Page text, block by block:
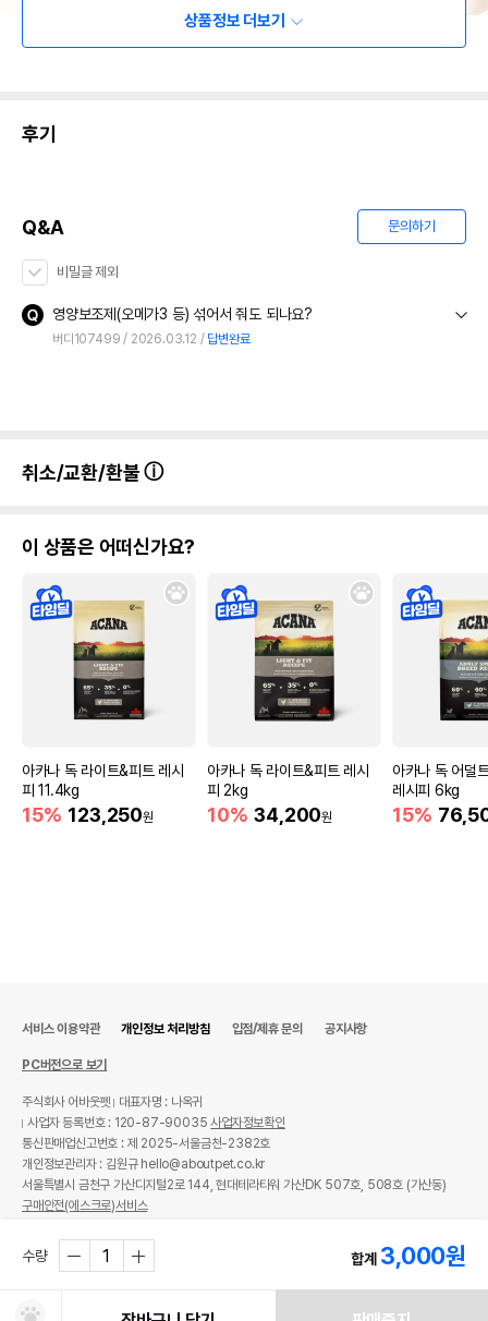
상품정보 더보기
후기
Q&A 문의하기
비밀글 제외
영양보조제(오메가3 등) 섞어서 줘도 되나요?
버디107499 2026.03.12 답변완료
취소/교환/환불
이 상품은 어떠신가요?
아카나 독 라이트&피트 레시
피 11.4kg
15% 123,250원
아카나 독 라이트&피트 레시
피 2kg
10% 34,200원
아카나 독 어덜
레시피 6kg
15%
수량 합계 3,000원
서비스 이용약관 개인정보 처리방침 입점/제휴 문의 공지사항
PC버전으로 보기
주식회사 어바웃펫
대표자명 : 나옥귀
사업자 등록번호 : 120-87-90035사업자정보확인
통신판매업신고번호 : 제 2025-서울금천-2382호
개인정보관리자 : 김원규 hello@aboutpet.co.kr
서울특별시 금천구 가산디지털2로 144, 현대테라타워 가산DK 507호, 508호 (가산동)
구매안전(에스크로)서비스